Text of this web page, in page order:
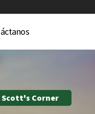
Scott's Corner